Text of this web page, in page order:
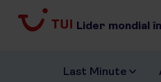
Lider mondial
Last Minute